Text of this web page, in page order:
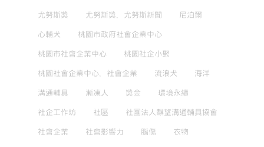
尤努斯獎 尤努斯獎，尤努斯新聞 尼泊爾
心輔犬 桃園市政府社會企業中心
桃園市社會企業中心 桃園社企小聚
桃園社會企業中心，社會企業 流浪犬 海洋
溝通輔具 漸凍人 獎金 環境永續
社企工作坊 社區 社團法人麒望溝通輔具協會
社會企業 社會影響力 腦傷 衣物